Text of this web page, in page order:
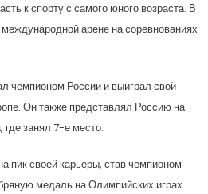
к спорту с самого юного возраста. В
арене на соревнованиях
чемпионом России и выиграл свой
Он также представлял Россию на
где занял 7-е место.
пик своей карьеры, став чемпионом
медаль на Олимпийских играх